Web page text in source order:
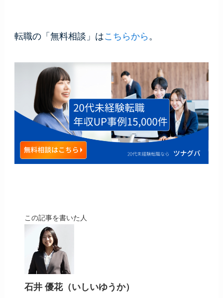
転職の「無料相談」はこちらから 。
この記事を書いた人
石井 優花（いしいゆうか）